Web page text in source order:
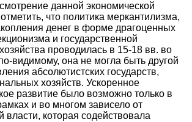
данной экономической
что политика меркантилизма,
денег в форме драгоценных
и государственной
проводилась в 15-18 вв. во
видимому, она не могла быть другой
абсолютистских государств,
хозяйств. Ускоренное
развитие было возможно только в
и во многом зависело от
власти, которая содействовала